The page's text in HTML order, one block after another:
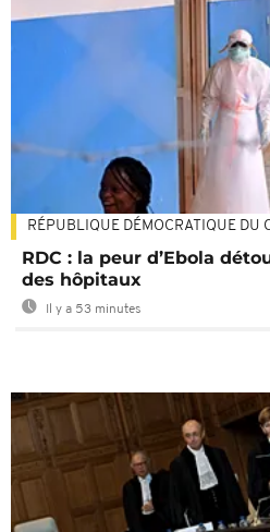
RÉPUBLIQUE DÉMOCRATIQUE DU
RDC : la peur d’Ebola
des hôpitaux
Il y a 53 minutes